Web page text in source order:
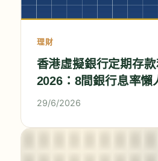
理財
香港虛擬銀行定期存
2026：8間銀行息率懶
29/6/2026